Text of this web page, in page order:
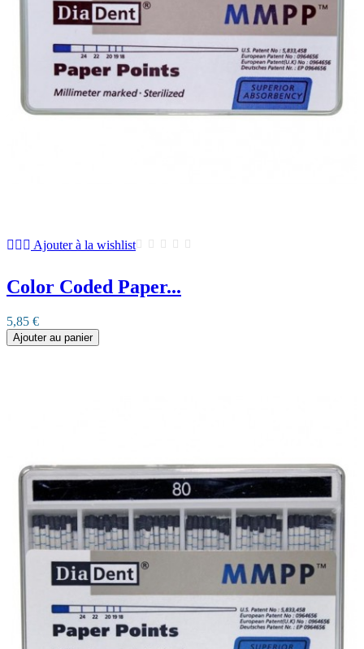
Ajouter à la wishlist
Color Coded Paper...
5,85 €
Ajouter au panier